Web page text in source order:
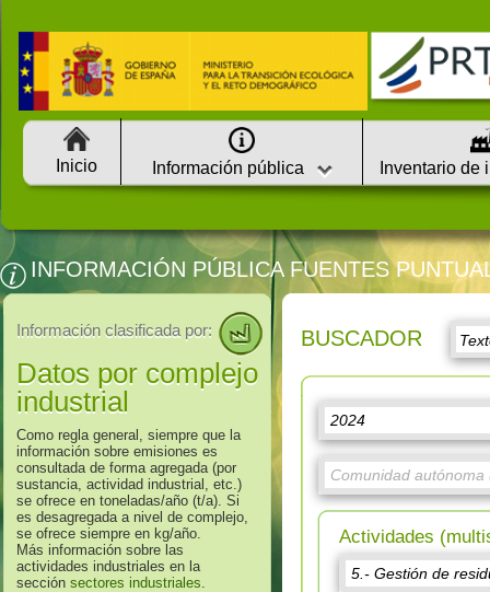
Inicio Información pública Inventario de
INFORMACIÓN PÚBLICA FUENTES
Información clasificada por:
Datos por complejo
industrial
Como regla general, siempre que la
información sobre emisiones es
consultada de forma agregada (por
sustancia, actividad industrial, etc.)
se ofrece en toneladas/año (t/a). Si
es desagregada a nivel de complejo,
se ofrece siempre en kg/año.
Más información sobre las
actividades industriales en la
sección sectores industriales.
BUSCADOR
Actividades